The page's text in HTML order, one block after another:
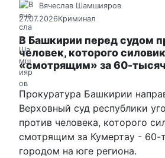
Вячеслав Шамшияров
27.07.2026Криминал
В Башкирии перед судом
человек, которого
«смотрящим» за 60-
Прокуратура Башкирии
Верховный суд республики
против человека, которого
смотрящим за Кумертау - 60-
городом на юге региона.